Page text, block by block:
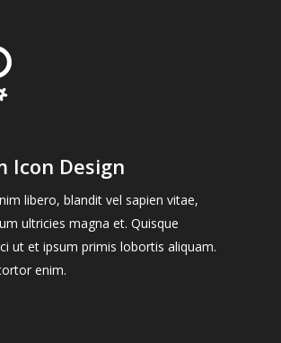
Icon Design
libero, blandit vel sapien vitae,
ultricies magna et. Quisque
ut et ipsum primis lobortis aliquam.
enim.